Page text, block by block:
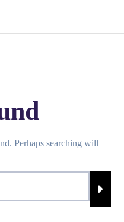
Perhaps searching will